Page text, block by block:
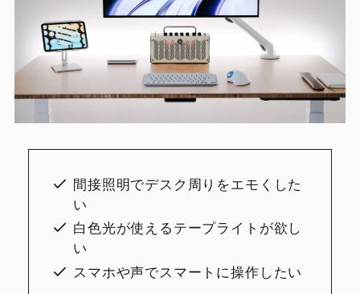
間接照明でデスク周りをエモくした
い
白色光が使えるテープライトが欲し
い
スマホや声でスマートに操作したい